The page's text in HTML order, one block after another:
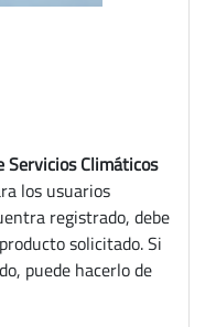
Servicios Climáticos
los usuarios
registrado, debe
solicitado. Si
puede hacerlo de